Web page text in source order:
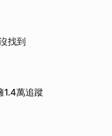
找到
1.4萬追蹤